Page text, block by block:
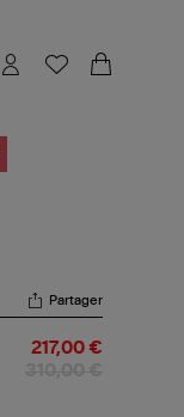
Partager
217,00 €